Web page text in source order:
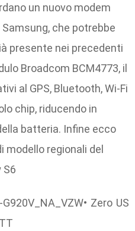
un nuovo modem
che potrebbe
presente nei precedenti
Broadcom BCM4773, il
al GPS, Bluetooth, Wi-Fi
chip, riducendo in
batteria. Infine ecco
modello regionali del
S6
Zero US